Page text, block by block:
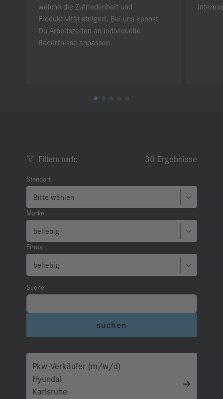
welche die Zufriedenheit und
Produktivität steigert. Bei uns kannst
Du Arbeitszeiten an individuelle
Bedürfnisse anpassen.
Filtern nach: 30 Ergebnisse
Standort
Marke
Firma
Suche
suchen
Pkw-Verkäufer (m/w/d)
Hyundai
Karlsruhe